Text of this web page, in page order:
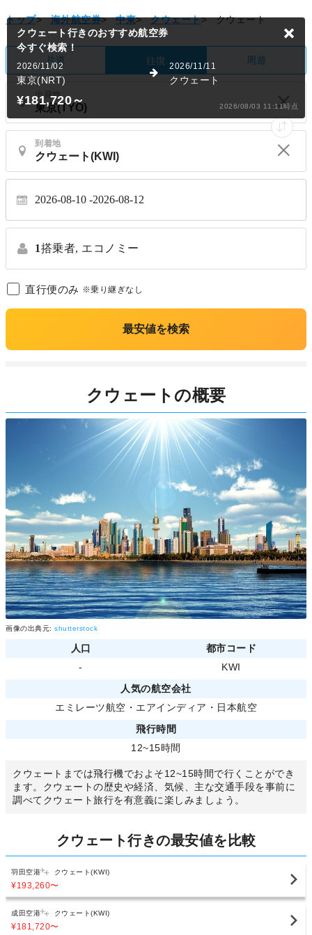
トップ> 海外航空券> 中東> クウェート> クウェート
片道 往復 周遊
出発地
到着地
2026-08-10 2026-08-12
1搭乗者, エコノミー
直行便のみ ※乗り継ぎなし
最安値を検索
クウェート行きのおすすめ航空券
今すぐ検索！
2026/11/02
東京(NRT)
2026/11/11
クウェート
¥181,720～ 2026/08/03 11:11時点
クウェートの概要
画像の出典元: shutterstock
人口
都市コード
-
KWI
人気の航空会社
エミレーツ航空 ・ エアインディア ・ 日本航空
飛行時間
12~15時間
クウェートまでは飛行機でおよそ12~15時間で行くことができ
ます。クウェートの歴史や経済、気候、主な交通手段を事前に
調べてクウェート旅行を有意義に楽しみましょう。
クウェート行きの最安値を比較
羽田空港 クウェート(KWI)
¥193,260〜
成田空港 クウェート(KWI)
¥181,720〜